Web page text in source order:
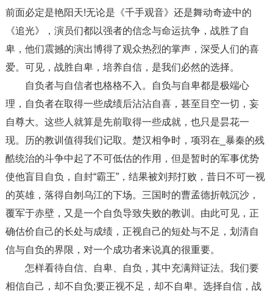
前面必定是艳阳天!无论是《千手观音》还是舞动奇迹中的
《追光》，演员们都以强者的信念与命运抗争，战胜了自
卑，他们震撼的演出博得了观众热烈的掌声，深受人们的喜
爱。可见，战胜自卑，培养自信，是我们必然的选择。
自负者与自信者也格格不入。自负与自卑都是极端心
理，自负者在取得一些成绩后沾沾自喜，甚至目空一切，妄
自尊大。这些人就算是先前取得一些成就，也只是昙花一
现。历的教训值得我们记取。楚汉相争时，项羽在_暴秦的残
酷统治的斗争中起了不可低估的作用，但是暂时的军事优势
使他盲目自负，自封“霸王”，结果被刘邦打败，昔日不可一视
的英雄，落得自刎乌江的下场。三国时的曹孟德折戟沉沙，
覆军于赤壁，又是一个自负导致失败的教训。由此可见，正
确估价自己的长处与成绩，正视自己的短处与不足，划清自
信与自负的界限，对一个成功者来说真的很重要。
怎样看待自信、自卑、自负，其中充满辩证法。我们要
相信自己，却不自负;要正视不足，却不自卑。选择自信，战